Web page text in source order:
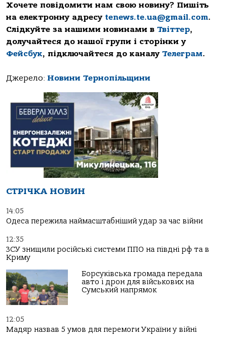
Хочете повідомити нам свою новину? Пишіть
на електронну адресу tenews.te.ua@gmail.com.
Слідкуйте за нашими новинами в Твіттер,
долучайтеся до нашої групи і сторінки у
Фейсбук, підключайтеся до каналу Телеграм.
Джерело: Новини Тернопільщини
СТРІЧКА НОВИН
14:05
Одеса пережила наймасштабніший удар за час війни
12:35
ЗСУ знищили російські системи ППО на півдні рф та в
Криму
Борсуківська громада передала
авто і дрон для військових на
Сумський напрямок
12:05
Мадяр назвав 5 умов для перемоги України у війні